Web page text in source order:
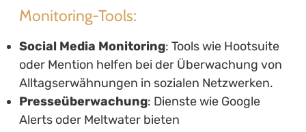
Monitoring-Tools:
Social Media Monitoring: Tools wie Hootsuite
oder Mention helfen bei der Überwachung von
Alltagserwähnungen in sozialen Netzwerken.
Presseüberwachung: Dienste wie Google
Alerts oder Meltwater bieten